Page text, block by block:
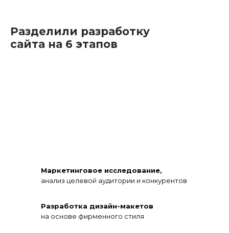
Разделили разработку
сайта на 6 этапов
Маркетинговое исследование,
анализ целевой аудитории и конкурентов
Разработка дизайн-макетов
на основе фирменного стиля